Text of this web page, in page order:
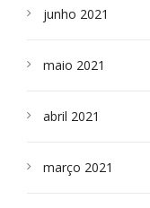
junho 2021
maio 2021
abril 2021
março 2021